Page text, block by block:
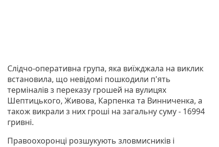
Слідчо-оперативна група, яка виїжджала на виклик
встановила, що невідомі пошкодили п'ять
терміналів з переказу грошей на вулицях
Шептицького, Живова, Карпенка та Винниченка, а
також викрали з них гроші на загальну суму - 16994
гривні.
Правоохоронці розшукують зловмисників і